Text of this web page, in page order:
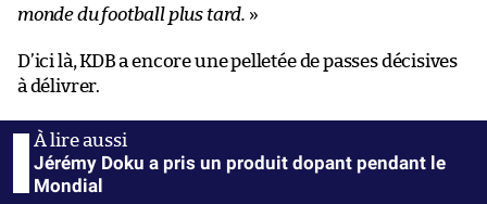
monde du football plus tard. »
D’ici là, KDB a encore une pelletée de passes décisives
à délivrer.
Jérémy Doku a pris un produit dopant pendant le
Mondial